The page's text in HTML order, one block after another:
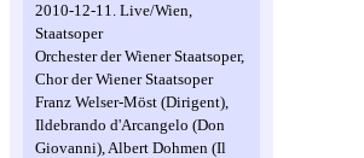
2010-12-11. Live/Wien,
Staatsoper
Orchester der Wiener Staatsoper,
Chor der Wiener Staatsoper
Franz Welser-Möst (Dirigent),
Ildebrando d'Arcangelo (Don
Giovanni), Albert Dohmen (Il